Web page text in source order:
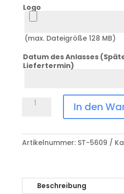
Logo
Logo
(max. Dateigröße 128 MB)
Datum des Anlasses
Liefertermin)
Pokal
Cup
ST-
In den
Artikelnummer: ST-5609
Beschreibung